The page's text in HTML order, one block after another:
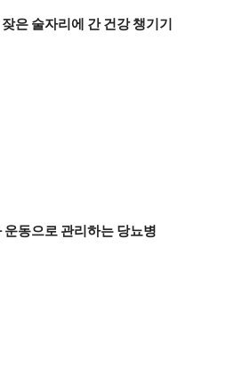
은 술자리에 간 건강 챙기기
운동으로 관리하는 당뇨병